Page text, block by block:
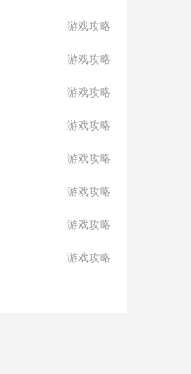
游戏攻略
游戏攻略
游戏攻略
游戏攻略
游戏攻略
游戏攻略
游戏攻略
游戏攻略